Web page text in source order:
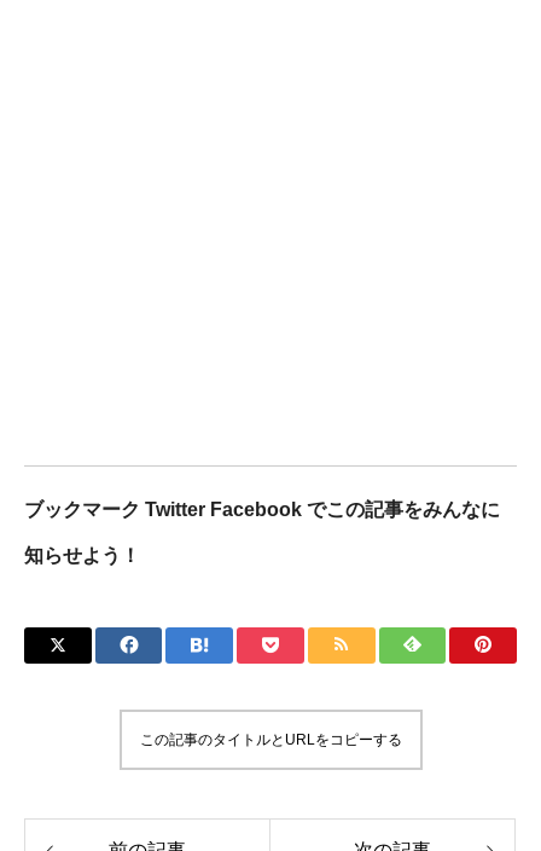
ブックマーク Twitter Facebook でこの記事をみんなに
知らせよう！
この記事のタイトルとURLをコピーする